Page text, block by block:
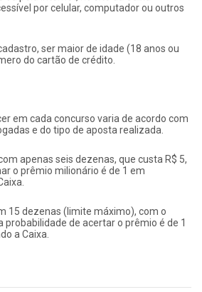
por celular, computador ou outros
ser maior de idade (18 anos ou
do cartão de crédito.
em cada concurso varia de acordo com
e do tipo de aposta realizada.
apenas seis dezenas, que custa R$ 5,
o prêmio milionário é de 1 em
15 dezenas (limite máximo), com o
probabilidade de acertar o prêmio é de 1
a Caixa.